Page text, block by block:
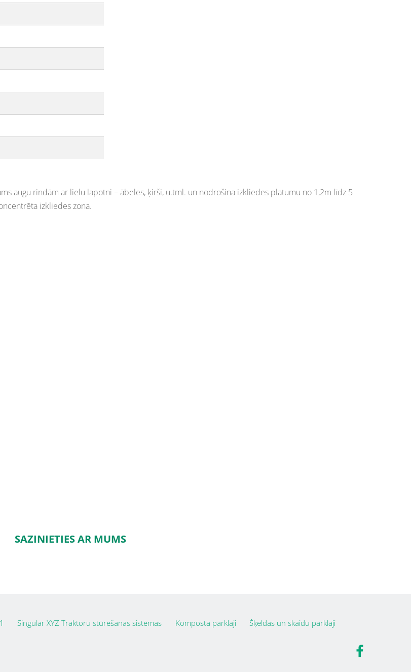
augu rindām ar lielu lapotni – ābeles, ķirši, u.tml. un nodrošina izkliedes platumu no 1,2m līdz 5
izkliedes zona.
SAZINIETIES AR MUMS
Singular XYZ Traktoru stūrēšanas sistēmas Komposta pārklāji Šķeldas un skaidu pārklāji